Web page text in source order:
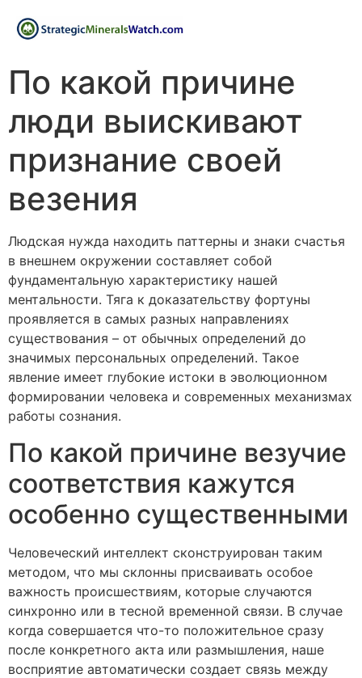
По какой причине
люди выискивают
признание своей
везения
Людская нужда находить паттерны и знаки счастья
в внешнем окружении составляет собой
фундаментальную характеристику нашей
ментальности. Тяга к доказательству фортуны
проявляется в самых разных направлениях
существования – от обычных определений до
значимых персональных определений. Такое
явление имеет глубокие истоки в эволюционном
формировании человека и современных механизмах
работы сознания.
По какой причине везучие
соответствия кажутся
особенно существенными
Человеческий интеллект сконструирован таким
методом, что мы склонны присваивать особое
важность происшествиям, которые случаются
синхронно или в тесной временной связи. В случае
когда совершается что-то положительное сразу
после конкретного акта или размышления, наше
восприятие автоматически создает связь между